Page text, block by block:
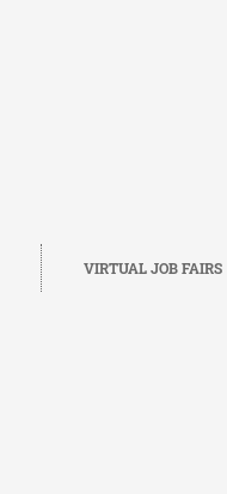
VIRTUAL JOB FAIRS